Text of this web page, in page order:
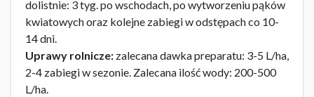
dolistnie: 3 tyg. po wschodach, po wytworzeniu pąków
kwiatowych oraz kolejne zabiegi w odstępach co 10-
14 dni.
Uprawy rolnicze: zalecana dawka preparatu: 3-5 L/ha,
2-4 zabiegi w sezonie. Zalecana ilość wody: 200-500
L/ha.